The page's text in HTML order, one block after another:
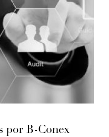
por B-Conex